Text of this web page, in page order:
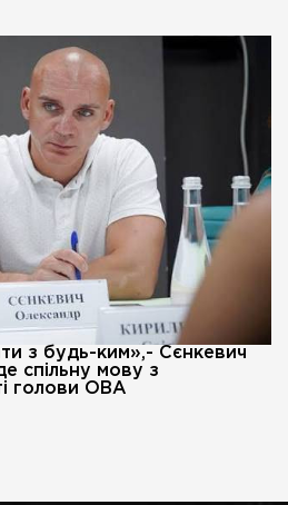
з будь-ким»,- Сєнкевич
спільну мову з
голови ОВА